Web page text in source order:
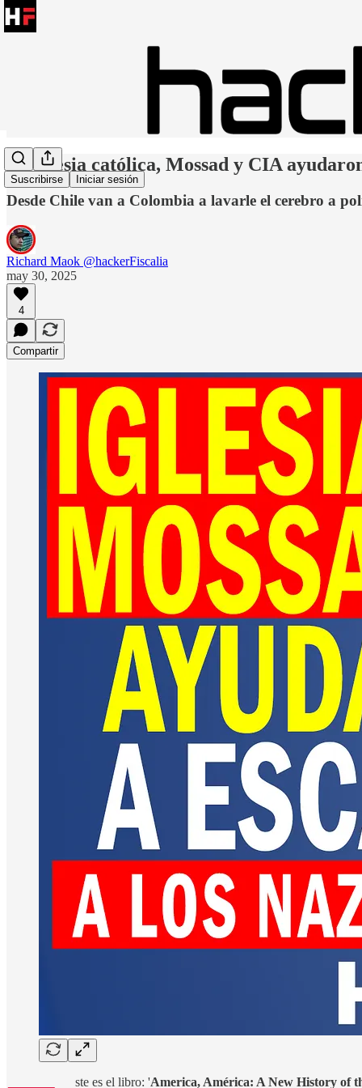
Suscribirse Iniciar sesión
La iglesia católica, Mossad y CIA
Desde Chile van a Colombia a lavarle el cerebro a
Richard Maok @hackerFiscalia
may 30, 2025
4
Compartir
ste es el libro: 'America, América: A New History of